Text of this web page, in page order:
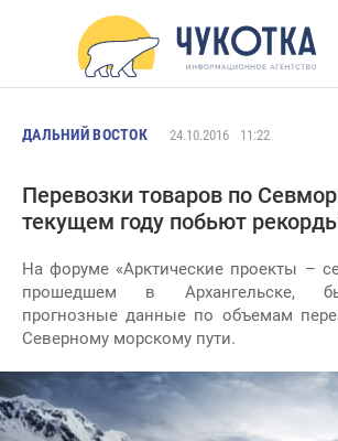
ДАЛЬНИЙ ВОСТОК 24.10.2016 11:22
Перевозки товаров по
текущем году побьют
На форуме «Арктические проекты –
прошедшем в Архангельске,
прогнозные данные по объемам
Северному морскому пути.